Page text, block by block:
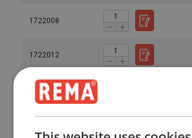
1722008
1722012
1722015